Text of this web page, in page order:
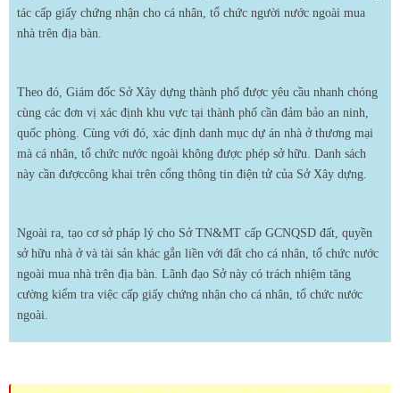
tác cấp giấy chứng nhận cho cá nhân, tổ chức người nước ngoài mua
nhà trên địa bàn.
Theo đó, Giám đốc Sở Xây dựng thành phố được yêu cầu nhanh chóng
cùng các đơn vị xác định khu vực tại thành phố cần đảm bảo an ninh,
quốc phòng. Cùng với đó, xác định danh mục dự án nhà ở thương mại
mà cá nhân, tổ chức nước ngoài không được phép sở hữu. Danh sách
này cần đượccông khai trên cổng thông tin điện tử của Sở Xây dựng.
Ngoài ra, tạo cơ sở pháp lý cho Sở TN&MT cấp GCNQSD đất, quyền
sở hữu nhà ở và tài sản khác gắn liền với đất cho cá nhân, tổ chức nước
ngoài mua nhà trên địa bàn. Lãnh đạo Sở này có trách nhiệm tăng
cường kiểm tra việc cấp giấy chứng nhận cho cá nhân, tổ chức nước
ngoài.